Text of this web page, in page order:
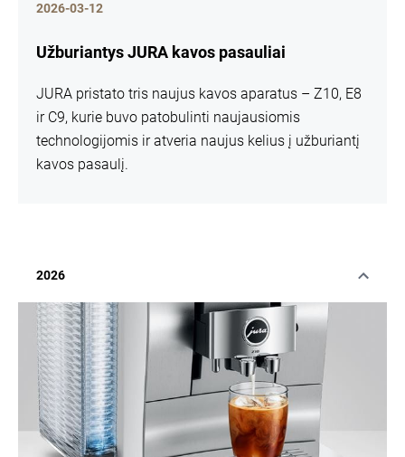
2026-03-12
Užburiantys JURA kavos pasauliai
JURA pristato tris naujus kavos aparatus – Z10, E8
ir C9, kurie buvo patobulinti naujausiomis
technologijomis ir atveria naujus kelius į užburiantį
kavos pasaulį.
2026